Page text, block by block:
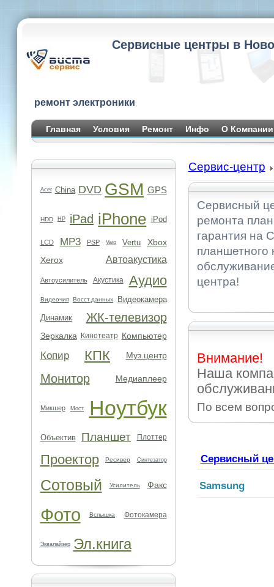
Сервисные центры в
ремонт электроники
Главная Условия Ремонт Инфо О Компании
Acer China DVD GSM GPS
HDD HP iPad iPhone iPod
LCD MP3 PSP Vaio Vertu
Xbox
Xerox
Автоакустика
Автоусилитель Акустика Аудио
Видеочип Восст.данных
Видеокамера
Динамик
ЖК-телевизор
Зеркалка Кинотеатр Компьютер
Копир КПК Муз.центр
Монитор Медиаплеер
Микшер Мост Ноутбук
Объектив Планшет Плоттер
Проектор Ресивер Синтезатор
Сотовый Усилитель Факс
Фото Вспышка Фотокамера
Эквалайзер Эл.книга
Сервис-центр
Сервисный
ремонта
гарантия на
планшетного
центра!
Внимание!
Наша
По всем
Сервисный
Samsung